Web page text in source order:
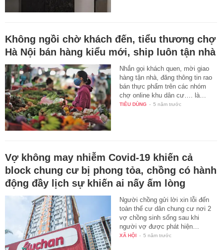
Không ngồi chờ khách đến, tiểu thương chợ
Hà Nội bán hàng kiểu mới, ship luôn tận nhà
Nhắn gọi khách quen, mời giao
hàng tận nhà, đăng thông tin rao
bán thực phẩm trên các nhóm
chợ online khu dân cư…. là…
TIÊU DÙNG - 5 năm trước
Vợ không may nhiễm Covid-19 khiến cả
block chung cư bị phong tỏa, chồng có hành
động đầy lịch sự khiến ai nấy ấm lòng
Người chồng gửi lời xin lỗi đến
toàn thể cư dân chung cư nơi 2
vợ chồng sinh sống sau khi
người vợ được phát hiện…
XÃ HỘI - 5 năm trước